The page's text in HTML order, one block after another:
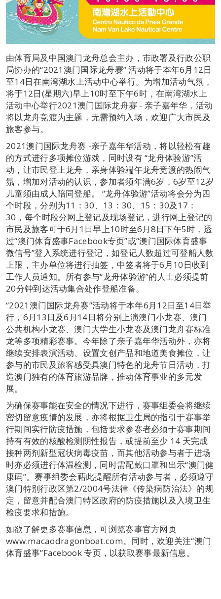
由体育局及中国澳门龙舟总会主办，市政署及行政公职
局协办的“2021澳门国际龙舟赛” 活动将于本年6月12日
至14日在南湾湖水上活动中心举行。为增加活动气氛，
将于12日(星期六)早上10时至下午6时，在南湾湖水上
活动中心举行2021澳门国际龙舟赛 - 亲子嘉年华，活动
将以龙舟竞渡为主题，无需预约入场，欢迎广大市民及
旅客参与。
2021澳门国际龙舟赛 -亲子嘉年华活动，将以轻松有趣
的方式进行多项摊位游戏，同时设有 “龙舟体验游”活
动，让市民登上龙舟，亲身体验端午龙舟竞渡的热闹气
氛，增加对活动的认识，参加者须年满6岁，6岁至12岁
儿童须由成人陪同登船。 “龙舟体验游”活动将会分为四
个时段，分别为11：30、13：30、15：30及17：
30，每个时段分网上登记及现场登记，进行网上登记的
市民及旅客可于6月1日早上10时至6月8日下午5时，透
过“澳门体育盛事Facebook专页”或“澳门国际体育盛事
微信号”登入系统进行登记，如登记人数超过可登船人数
上限，主办单位将进行抽签，中签者将于6月10日收到
工作人员通知。所有参与“龙舟体验游”的人士必须提前
20分钟到达活动集合处作登船准备。
“2021澳门国际龙舟赛”活动将于本年6月12日至14日举
行，6月13日及6月14日将分别上演澳门小龙赛、澳门
公共机构小龙赛、澳门大学生小龙赛及澳门龙舟赛标准
龙等多项精彩赛事。今年除了亲子嘉年华活动外，亦将
继续安排表演活动、设置文创产品和地道美食摊位，让
参与的市民及旅客感受具澳门特色的龙舟节日活动，打
造澳门独有的体育旅游品牌，推动体育事业的多元发
展。
为确保赛事能在安全的情况下进行，赛事组委会将继续
密切留意疫情的发展，亦将根据卫生局的指引于赛事举
行期间实行防疫措施，包括要求参赛者必须于赛事期间
持有有效的核酸检测阴性报告，或提前至少 14 天完成
接种两剂新型冠状病毒疫苗，而其他活动参与者于进场
时亦必须进行体温检测，同时需配戴口罩和出示“澳门健
康码”。赛事组委会藉此提醒所有活动参与者，必须遵守
澳门特别行政区第2/2004号法律《传染病防治法》的规
定，留意并配合澳门特区政府的防疫措施以及入境卫生
检疫要求和措施。
如欲了解更多赛事信息，可浏览赛事官方网页
www.macaodragonboat.com。同时，欢迎关注“澳门
体育盛事”Facebook 专页，以获取赛事最新信息。